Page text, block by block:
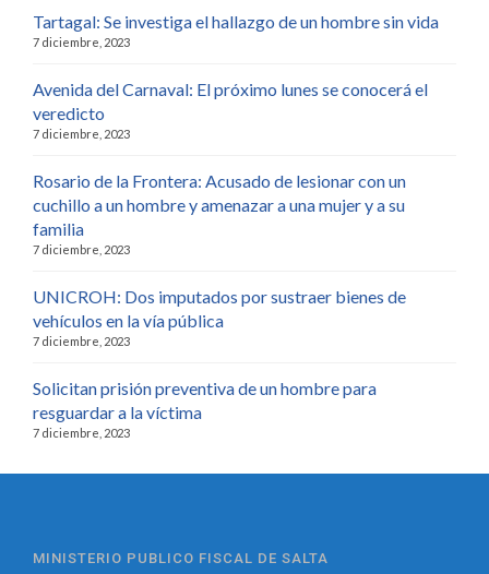
Tartagal: Se investiga el hallazgo de un hombre sin vida
7 diciembre, 2023
Avenida del Carnaval: El próximo lunes se conocerá el
veredicto
7 diciembre, 2023
Rosario de la Frontera: Acusado de lesionar con un
cuchillo a un hombre y amenazar a una mujer y a su
familia
7 diciembre, 2023
UNICROH: Dos imputados por sustraer bienes de
vehículos en la vía pública
7 diciembre, 2023
Solicitan prisión preventiva de un hombre para
resguardar a la víctima
7 diciembre, 2023
MINISTERIO PUBLICO FISCAL DE SALTA